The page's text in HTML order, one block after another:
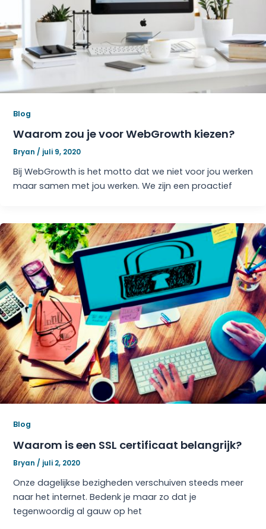
Blog
Waarom zou je voor WebGrowth kiezen?
Bryan / juli 9, 2020
Bij WebGrowth is het motto dat we niet voor jou werken
maar samen met jou werken. We zijn een proactief
Blog
Waarom is een SSL certificaat belangrijk?
Bryan / juli 2, 2020
Onze dagelijkse bezigheden verschuiven steeds meer
naar het internet. Bedenk je maar zo dat je
tegenwoordig al gauw op het